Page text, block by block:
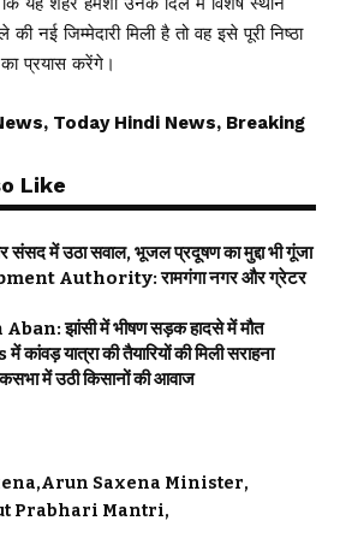
नई जिम्मेदारी मिली है तो वह इसे पूरी निष्ठा
प्रयास करेंगे।
Today Hindi News, Breaking
Like
में उठा सवाल, भूजल प्रदूषण का मुद्दा भी गूंजा
Authority: रामगंगा नगर और ग्रेटर
झांसी में भीषण सड़क हादसे में मौत
यात्रा की तैयारियों की मिली सराहना
में उठी किसानों की आवाज
Arun Saxena Minister
Prabhari Mantri